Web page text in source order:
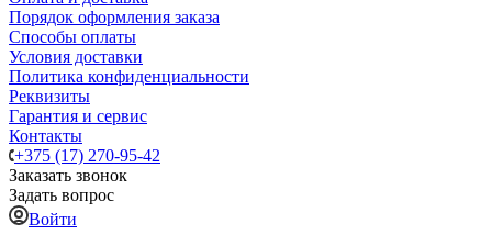
Порядок оформления заказа
Способы оплаты
Условия доставки
Политика конфиденциальности
Реквизиты
Гарантия и сервис
Контакты
+375 (17) 270-95-42
Заказать звонок
Задать вопрос
Войти